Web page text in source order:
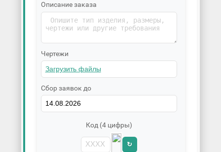
Описание заказа
Чертежи
Сбор заявок до
Код (4 цифры)
↻